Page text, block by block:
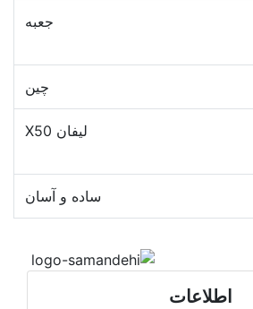
جعبه
چین
لیفان X50
ساده و آسان
اطلاعات